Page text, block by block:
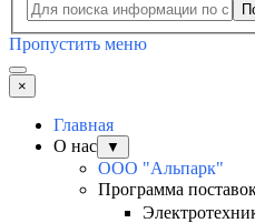
Пропустить меню
×
Главная
О нас
▼
ООО "Альпарк"
Программа